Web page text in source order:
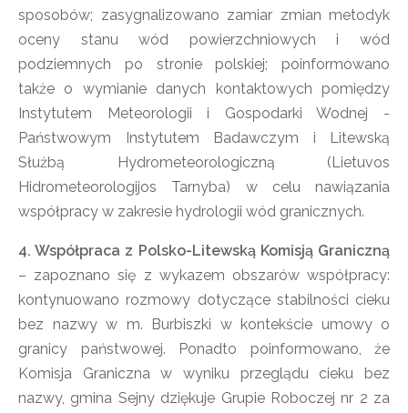
sposobów; zasygnalizowano zamiar zmian metodyk
oceny stanu wód powierzchniowych i wód
podziemnych po stronie polskiej; poinformowano
także o wymianie danych kontaktowych pomiędzy
Instytutem Meteorologii i Gospodarki Wodnej -
Państwowym Instytutem Badawczym i Litewską
Służbą Hydrometeorologiczną (Lietuvos
Hidrometeorologijos Tarnyba) w celu nawiązania
współpracy w zakresie hydrologii wód granicznych.
4. Współpraca z Polsko-Litewską Komisją Graniczną
– zapoznano się z wykazem obszarów współpracy:
kontynuowano rozmowy dotyczące stabilności cieku
bez nazwy w m. Burbiszki w kontekście umowy o
granicy państwowej. Ponadto poinformowano, że
Komisja Graniczna w wyniku przeglądu cieku bez
nazwy, gmina Sejny dziękuje Grupie Roboczej nr 2 za